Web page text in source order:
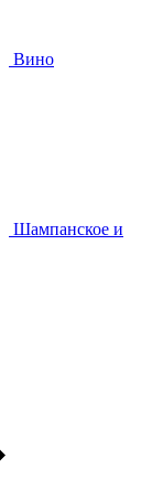
Вино
Шампанское и